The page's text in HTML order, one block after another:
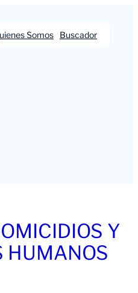
Somos Buscador
Y
HUMANOS